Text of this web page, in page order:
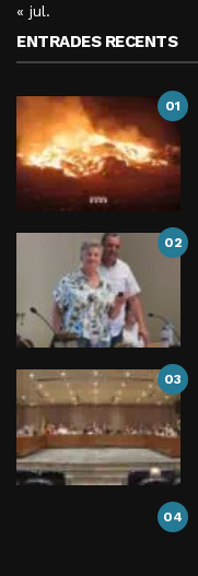
« jul.
ENTRADES RECENTS
01
02
03
04